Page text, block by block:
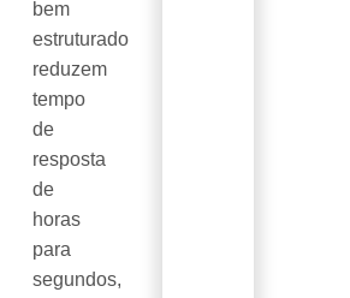
bem
estruturado
reduzem
tempo
de
resposta
de
horas
para
segundos,